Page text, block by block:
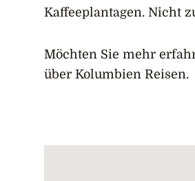
Kaffeeplantagen. Nicht
Möchten Sie mehr
über Kolumbien Reisen.